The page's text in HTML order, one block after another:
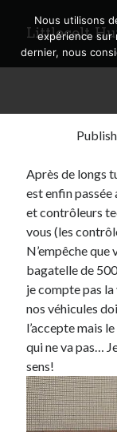
Littlecelt
Derniers articles
Municipales 2026 :
Explorez les
Lyon !
Quel Lyonnais es-tu,
A quand une
Lyon ?
Comment je vis ma
Derniers
Entretien ménager
Après de longs
est enfin passée
et contrôleurs
vous (les
N’empêche
bagatelle de
je compte pas
nos véhicules
l’accepte mais
qui ne va pas…
sens!
Nous utilisons
expérience sur
dernier, nous